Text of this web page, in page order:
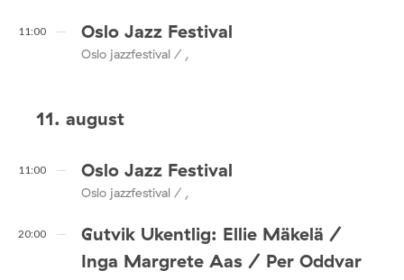
11:00 Oslo Jazz Festival
Oslo jazzfestival / ,
11. august
11:00 Oslo Jazz Festival
Oslo jazzfestival / ,
20:00
Gutvik Ukentlig: Ellie Mäkelä /
Inga Margrete Aas / Per Oddvar